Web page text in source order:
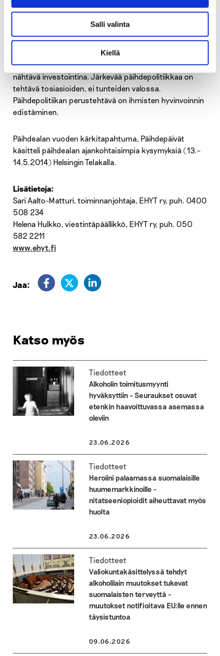
Salli valinta
Kiellä
erilainen.
– Ehkäisevän työn merkitys huonossa
taloustilanteessa korostuu, päätti EHYT ry:n johtaja
Kristiina HannulaPäihdepäivät. – Ehkäisevä työ on
nähtävä investointina. Järkevää päihdepolitiikkaa on
tehtävä tosiasioiden, ei tunteiden valossa.
Päihdepolitiikan perustehtävä on ihmisten hyvinvoinnin
edistäminen.
Päihdealan vuoden kärkitapahtuma, Päihdepäivät
käsitteli päihdealan ajankohtaisimpia kysymyksiä (13.–
14.5.2014) Helsingin Telakalla.
Lisätietoja:
Sari Aalto-Matturi, toiminnanjohtaja, EHYT ry, puh. 0400
508 234
Helena Hulkko, viestintäpäällikkö, EHYT ry, puh. 050
582 2211
www.ehyt.fi
Jaa:
Katso myös
Tiedotteet
Alkoholin toimitusmyynti
hyväksyttiin – Seuraukset osuvat
etenkin haavoittuvassa asemassa
oleviin
23.06.2026
Tiedotteet
Heroiini palaamassa suomalaisille
huumemarkkinoille –
nitatseeniopioidit aiheuttavat myös
huolta
23.06.2026
Tiedotteet
Valiokuntakäsittelyssä tehdyt
alkoholilain muutokset tukevat
suomalaisten terveyttä –
muutokset notifioitava EU:lle ennen
täysistuntoa
09.06.2026